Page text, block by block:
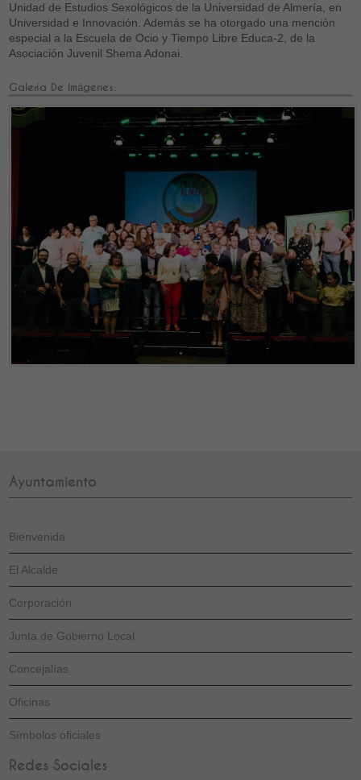
Unidad de Estudios Sexológicos de la Universidad de Almería, en
Universidad e Innovación. Además se ha otorgado una mención
especial a la Escuela de Ocio y Tiempo Libre Educa-2, de la
Asociación Juvenil Shema Adonai.
Galería De Imágenes:
Ayuntamiento
Bienvenida
El Alcalde
Corporación
Junta de Gobierno Local
Concejalías
Oficinas
Símbolos oficiales
Redes Sociales